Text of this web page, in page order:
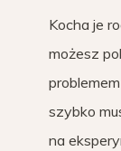
Kocha je
możesz
szybko
na